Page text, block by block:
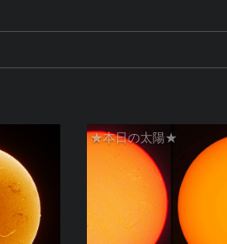
★本日の太陽★